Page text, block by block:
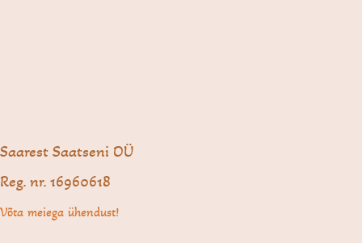
Saarest Saatseni OÜ
Reg. nr. 16960618
Võta meiega ühendust!